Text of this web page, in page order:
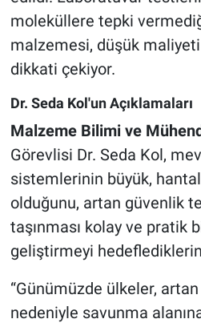
moleküllere tepki
malzemesi, düşük
dikkati çekiyor.
Dr. Seda Kol'un Açıklamaları
Malzeme Bilimi ve
Görevlisi Dr. Seda Kol,
sistemlerinin büyük,
olduğunu, artan güvenlik
taşınması kolay ve pratik
geliştirmeyi
“Günümüzde ülkeler,
nedeniyle savunma